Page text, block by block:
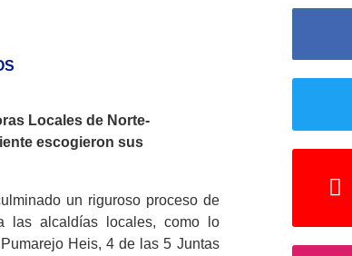
Locales de Norte-
escogieron sus
un riguroso proceso de
las alcaldías locales, como lo
Heis, 4 de las 5 Juntas